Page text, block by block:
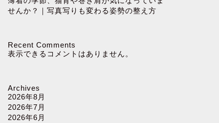
せんか？｜写真写りも変わる姿勢の整え方
Recent Comments
表示できるコメントはありません。
Archives
2026年8月
2026年7月
2026年6月